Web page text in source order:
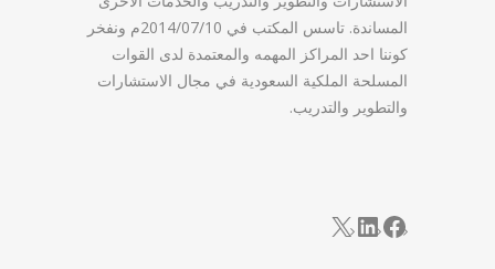
المساندة. تاسس المكتب في 2014/07/10م ونفخر
كوننا احد المراكز المهمه والمعتمدة لدى القوات
المسلحة الملكية السعودية في مجال الاستشارات
والتطوير والتدريب.
Facebook
LinkedIn
X